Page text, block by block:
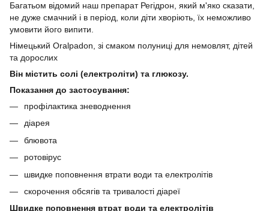
Багатьом відомий наш препарат Регідрон, який м'яко сказати,
не дуже смачний і в період, коли діти хворіють, їх неможливо
умовити його випити.
Німецький Oralpadon, зі смаком полуниці для немовлят, дітей
та дорослих
Він містить солі (електроліти) та глюкозу.
Показання до застосування:
профілактика зневоднення
діарея
блювота
ротовірус
швидке поповнення втрати води та електролітів
скорочення обсягів та тривалості діареї
Швидке поповнення втрат води та електролітів